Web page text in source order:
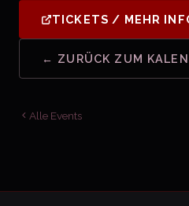
TICKETS / MEHR
← ZURÜCK ZUM
Alle Events